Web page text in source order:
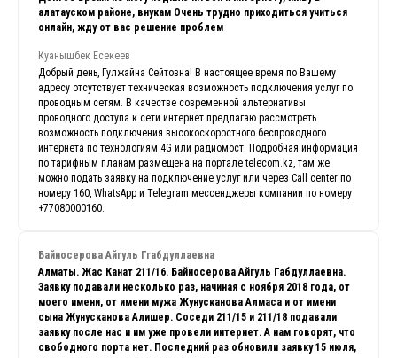
алатауском районе, внукам Очень трудно приходиться учиться
онлайн, жду от вас решение проблем
Куанышбек Есекеев
Добрый день, Гулжайна Сейтовна! В настоящее время по Вашему
адресу отсутствует техническая возможность подключения услуг по
проводным сетям. В качестве современной альтернативы
проводного доступа к сети интернет предлагаю рассмотреть
возможность подключения высокоскоростного беспроводного
интернета по технологиям 4G или радиомост. Подробная информация
по тарифным планам размещена на портале telecom.kz, там же
можно подать заявку на подключение услуг или через Call center по
номеру 160, WhatsApp и Telegram мессенджеры компании по номеру
+77080000160.
Байносерова Айгуль Ггабдуллаевна
Алматы. Жас Канат 211/16. Байносерова Айгуль Габдуллаевна.
Заявку подавали несколько раз, начиная с ноября 2018 года, от
моего имени, от имени мужа Жунусканова Алмаса и от имени
сына Жунусканова Алишер. Соседи 211/15 и 211/18 подавали
заявку после нас и им уже провели интернет. А нам говорят, что
свободного порта нет. Последний раз обновили заявку 15 июля,